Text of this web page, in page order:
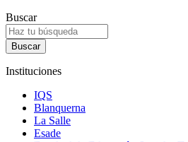
Buscar
Instituciones
IQS
Blanquerna
La Salle
Esade